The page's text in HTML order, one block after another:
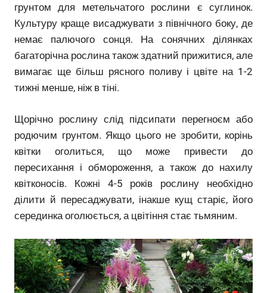
грунтом для метельчатого рослини є суглинок.
Культуру краще висаджувати з північного боку, де
немає палючого сонця. На сонячних ділянках
багаторічна рослина також здатний прижитися, але
вимагає ще більш рясного поливу і цвіте на 1-2
тижні менше, ніж в тіні.
Щорічно рослину слід підсипати перегноєм або
родючим грунтом. Якщо цього не зробити, корінь
квітки оголиться, що може привести до
пересихання і обмороження, а також до нахилу
квітконосів. Кожні 4-5 років рослину необхідно
ділити й пересаджувати, інакше кущ старіє, його
серединка оголюється, а цвітіння стає тьмяним.